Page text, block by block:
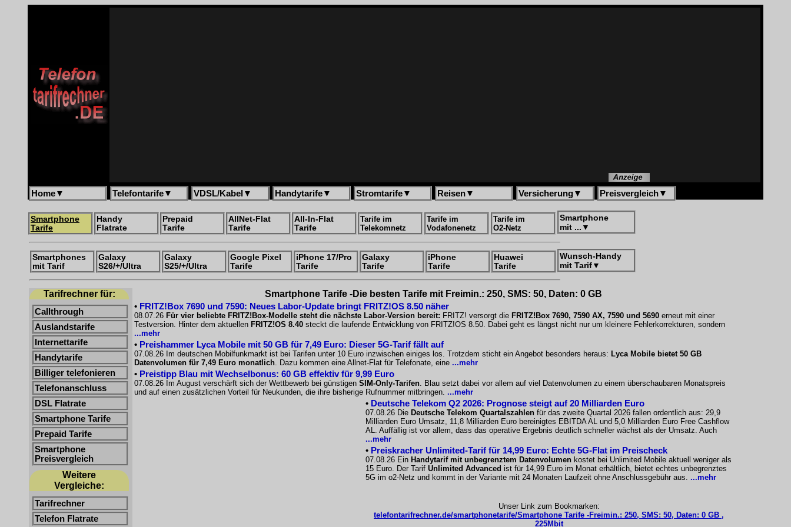
Home▼ Telefontarife▼ VDSL/Kabel ▼ Handytarife▼ Stromtarife▼ Reisen▼ Versicherung▼ Preisvergleich▼
Smartphone
Tarife
Handy
Flatrate
Prepaid
Tarife
AllNet-Flat
Tarife
All-In-Flat
Tarife
Tarife im
Telekomnetz
Tarife im
Vodafonenetz
Tarife im
O2-Netz
Smartphone
mit ... ▼
Smartphones
mit Tarif
Galaxy
S26/+/Ultra
Galaxy
S25/+/Ultra
Google Pixel
Tarife
iPhone 17/Pro
Tarife
Galaxy
Tarife
iPhone
Tarife
Huawei
Tarife
Wunsch-Handy
mit Tarif▼
Tarifrechner für:
Callthrough
Auslandstarife
Internettarife
Handytarife
Billiger telefonieren
Telefonanschluss
DSL Flatrate
Smartphone Tarife
Prepaid Tarife
Smartphone
Preisvergleich
Weitere
Vergleiche:
Tarifrechner
Telefon Flatrate
Smartphone Tarife -Die besten Tarife mit Freimin.: 250, SMS: 50, Daten: 0 GB
• FRITZ!Box 7690 und 7590: Neues Labor-Update bringt FRITZ!OS 8.50 näher
08.07.26 Für vier beliebte FRITZ!Box-Modelle steht die nächste Labor-Version bereit: FRITZ! versorgt die FRITZ!Box 7690, 7590 AX, 7590 und 5690 erneut mit einer
Testversion. Hinter dem aktuellen FRITZ!OS 8.40 steckt die laufende Entwicklung von FRITZ!OS 8.50. Dabei geht es längst nicht nur um kleinere Fehlerkorrekturen, sondern
...mehr
• Preishammer Lyca Mobile mit 50 GB für 7,49 Euro: Dieser 5G-Tarif fällt auf
07.08.26 Im deutschen Mobilfunkmarkt ist bei Tarifen unter 10 Euro inzwischen einiges los. Trotzdem sticht ein Angebot besonders heraus: Lyca Mobile bietet 50 GB
Datenvolumen für 7,49 Euro monatlich. Dazu kommen eine Allnet-Flat für Telefonate, eine ...mehr
• Preistipp Blau mit Wechselbonus: 60 GB effektiv für 9,99 Euro
07.08.26 Im August verschärft sich der Wettbewerb bei günstigen SIM-Only-Tarifen. Blau setzt dabei vor allem auf viel Datenvolumen zu einem überschaubaren Monatspreis
und auf einen zusätzlichen Vorteil für Neukunden, die ihre bisherige Rufnummer mitbringen. ...mehr
• Deutsche Telekom Q2 2026: Prognose steigt auf 20 Milliarden Euro
07.08.26 Die Deutsche Telekom Quartalszahlen für das zweite Quartal 2026 fallen ordentlich aus: 29,9
Milliarden Euro Umsatz, 11,8 Milliarden Euro bereinigtes EBITDA AL und 5,0 Milliarden Euro Free Cashflow
AL. Auffällig ist vor allem, dass das operative Ergebnis deutlich schneller wächst als der Umsatz. Auch
...mehr
• Preiskracher Unlimited-Tarif für 14,99 Euro: Echte 5G-Flat im Preischeck
07.08.26 Ein Handytarif mit unbegrenztem Datenvolumen kostet bei Unlimited Mobile aktuell weniger als
15 Euro. Der Tarif Unlimited Advanced ist für 14,99 Euro im Monat erhältlich, bietet echtes unbegrenztes
5G im o2-Netz und kommt in der Variante mit 24 Monaten Laufzeit ohne Anschlussgebühr aus. ...mehr
Unser Link zum Bookmarken:
telefontarifrechner.de/smartphonetarife/Smartphone Tarife -Freimin.: 250, SMS: 50, Daten: 0 GB ,
225Mbit